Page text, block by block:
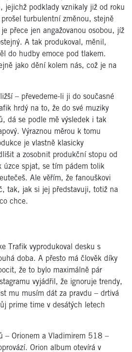
jejichž podklady vznikaly již od roku
turbulentní změnou, stejně
přece jen angažovanou osobou, jíž
A tak produkoval, měnil,
do hudby emoce pod tlakem.
jako dění kolem nás, což je na
– převedeme-li ji do současné
hrdý na to, že do své muziky
dá se podle mě výsledek i tak
Výraznou měrou k tomu
je vlastně klasicky
a zosobnit produkční stopu od
úzce spjat, se tím pádem tolik
Ale věřím, že fanouškovi
tak, jak si jej představuji, totiž na
chce.
Trafik vyprodukoval desku s
doba. A přesto má člověk díky
že to bylo maximálně pár
vyjádřil, že ignoruje trendy,
mu musím dát za pravdu – drtivá
prime time v desátých letech
– Orionem a Vladimirem 518 –
Orion album otevírá v